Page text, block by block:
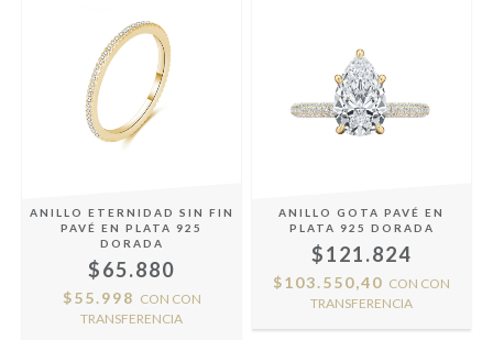
ANILLO ETERNIDAD SIN FIN
PAVÉ EN PLATA 925
DORADA
$65.880
$55.998 CON CON
TRANSFERENCIA
ANILLO GOTA PAVÉ EN
PLATA 925 DORADA
$121.824
$103.550,40 CON CON
TRANSFERENCIA